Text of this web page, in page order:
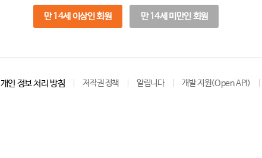
만 14세 이상인 회원 만 14세 미만인 회원
개인 정보 처리 방침 저작권 정책 알립니다 개발 지원(Open API)